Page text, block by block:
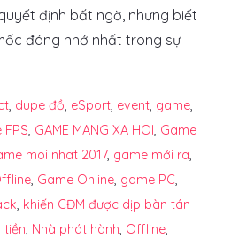
định bất ngờ, nhưng biết
đáng nhớ nhất trong sự
, dupe đồ, eSport, event, game,
FPS, GAME MANG XA HOI, Game
moi nhat 2017, game mới ra,
, Game Online, game PC,
, khiến CĐM được dịp bàn tán
tiền, Nhà phát hành, Offline,